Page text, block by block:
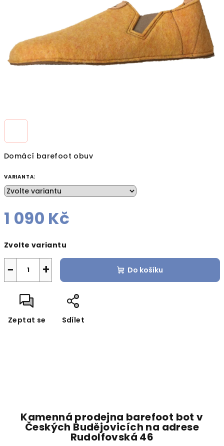
Domácí barefoot obuv
VARIANTA:
1 090 Kč
cena:
Zvolte variantu
+
− Do košíku
Zeptat se Sdílet
Kamenná prodejna barefoot bot v
Českých Budějovicích na adrese
Rudolfovská 46